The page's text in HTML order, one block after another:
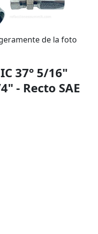
de la foto
37° 5/16"
- Recto SAE